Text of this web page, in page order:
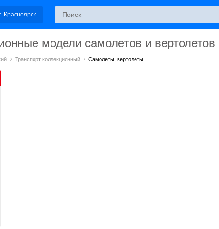
г. Красноярск
модели самолетов и вертолетов
Транспорт коллекционный Самолеты, вертолеты